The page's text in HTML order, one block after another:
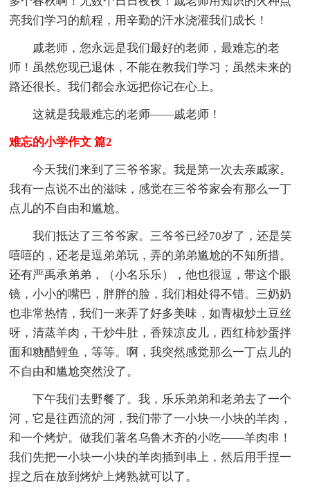
亮我们学习的航程，用辛勤的汗水浇灌我们成长！
戚老师，您永远是我们最好的老师，最难忘的老
师！虽然您现已退休，不能在教我们学习；虽然未来的
路还很长。我们都会永远把你记在心上。
这就是我最难忘的老师——戚老师！
难忘的小学作文 篇2
今天我们来到了三爷爷家。我是第一次去亲戚家。
我有一点说不出的滋味，感觉在三爷爷家会有那么一丁
点儿的不自由和尴尬。
我们抵达了三爷爷家。三爷爷已经70岁了，还是笑
嘻嘻的，还老是逗弟弟玩，弄的弟弟尴尬的不知所措。
还有严禹承弟弟，（小名乐乐），他也很逗，带这个眼
镜，小小的嘴巴，胖胖的脸，我们相处得不错。三奶奶
也非常热情，我们一来弄了好多美味，如青椒炒土豆丝
呀，清蒸羊肉，干炒牛肚，香辣凉皮儿，西红柿炒蛋拌
面和糖醋鲤鱼，等等。啊，我突然感觉那么一丁点儿的
不自由和尴尬突然没了。
下午我们去野餐了。我，乐乐弟弟和老弟去了一个
河，它是往西流的河，我们带了一小块一小块的羊肉，
和一个烤炉。做我们著名乌鲁木齐的小吃——羊肉串！
我们先把一小块一小块的羊肉插到串上，然后用手捏一
捏之后在放到烤炉上烤熟就可以了。